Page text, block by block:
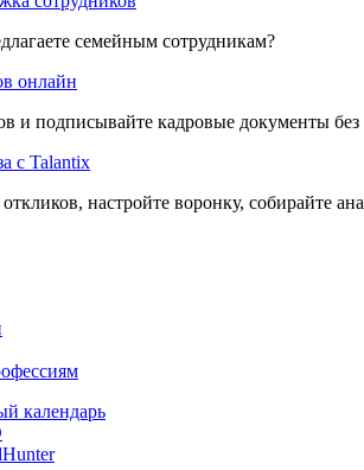
семейным сотрудникам?
онлайн
и подписывайте кадровые документы
с Talantix
настройте воронку, собирайте
календарь